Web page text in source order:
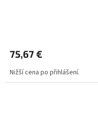
75,67 €
Nižší cena po přihlášení.